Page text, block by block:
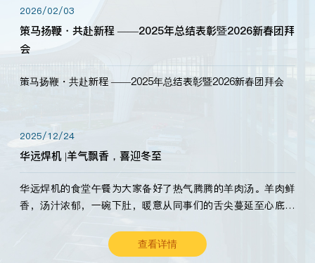
2026/02/03
策马扬鞭・共赴新程 ——2025年总结表彰暨2026新春团拜
会
策马扬鞭・共赴新程 ——2025年总结表彰暨2026新春团拜会
2025/12/24
华远焊机 |羊气飘香，喜迎冬至
华远焊机的食堂午餐为大家备好了热气腾腾的羊肉汤。羊肉鲜
香，汤汁浓郁，一碗下肚，暖意从同事们的舌尖蔓延至心底。
查看详情